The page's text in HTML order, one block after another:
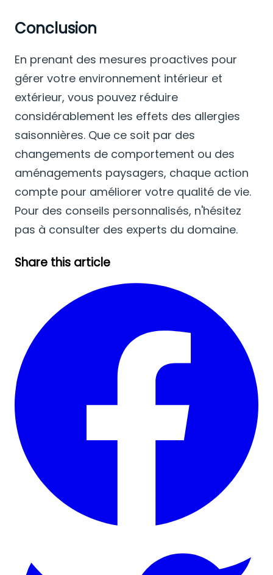
Conclusion
En prenant des mesures proactives pour
gérer votre environnement intérieur et
extérieur, vous pouvez réduire
considérablement les effets des allergies
saisonnières. Que ce soit par des
changements de comportement ou des
aménagements paysagers, chaque action
compte pour améliorer votre qualité de vie.
Pour des conseils personnalisés, n'hésitez
pas à consulter des experts du domaine.
Share this article